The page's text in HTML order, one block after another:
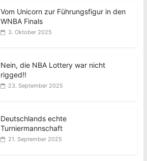
Vom Unicorn zur Führungsfigur in den
WNBA Finals
3. Oktober 2025
Nein, die NBA Lottery war nicht
rigged!!
23. September 2025
Deutschlands echte
Turniermannschaft
21. September 2025